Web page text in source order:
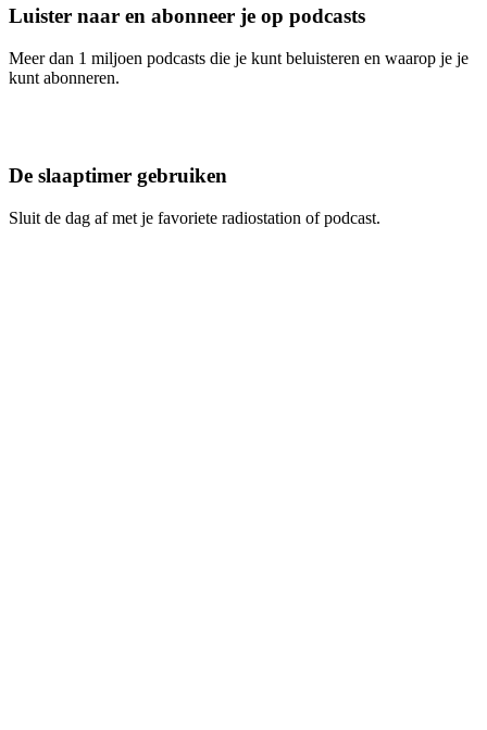
Luister naar en abonneer je op podcasts
Meer dan 1 miljoen podcasts die je kunt beluisteren en waarop je je
kunt abonneren.
De slaaptimer gebruiken
Sluit de dag af met je favoriete radiostation of podcast.